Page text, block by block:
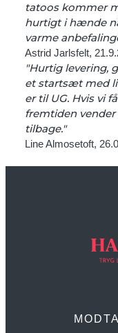
tatoos kommer
hurtigt i hænde
varme
Astrid Jarlsfelt,
"Hurtig levering,
et startsæt med
er til UG. Hvis vi
fremtiden
tilbage."
Line Almosetoft,